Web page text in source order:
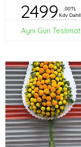
2499
,00TL
Kdv Dahil
Aynı Gün Teslimat